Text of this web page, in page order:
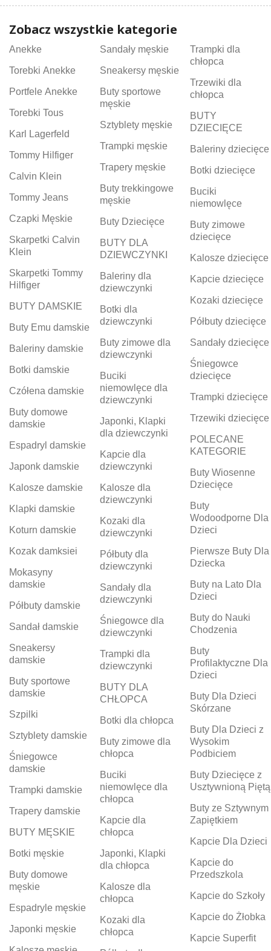
Zobacz wszystkie kategorie
Anekke
Torebki Anekke
Portfele Anekke
Torebki Tous
Karl Lagerfeld
Tommy Hilfiger
Calvin Klein
Tommy Jeans
Czapki Męskie
Skarpetki Calvin
Klein
Skarpetki Tommy
Hilfiger
BUTY DAMSKIE
Buty Emu damskie
Baleriny damskie
Botki damskie
Czółena damskie
Buty domowe
damskie
Espadryl damskie
Japonk damskie
Kalosze damskie
Klapki damskie
Koturn damskie
Kozak damksiei
Mokasyny
damskie
Półbuty damskie
Sandał damskie
Sneakersy
damskie
Buty sportowe
damskie
Szpilki
Sztyblety damskie
Śniegowce
damskie
Trampki damskie
Trapery damskie
BUTY MĘSKIE
Botki męskie
Buty domowe
męskie
Espadryle męskie
Japonki męskie
Sandały męskie
Sneakersy męskie
Buty sportowe
męskie
Sztyblety męskie
Trampki męskie
Trapery męskie
Buty trekkingowe
męskie
Buty Dziecięce
BUTY DLA
DZIEWCZYNKI
Baleriny dla
dziewczynki
Botki dla
dziewczynki
Buty zimowe dla
dziewczynki
Buciki
niemowlęce dla
dziewczynki
Japonki, Klapki
dla dziewczynki
Kapcie dla
dziewczynki
Kalosze dla
dziewczynki
Kozaki dla
dziewczynki
Półbuty dla
dziewczynki
Sandały dla
dziewczynki
Śniegowce dla
dziewczynki
Trampki dla
dziewczynki
BUTY DLA
CHŁOPCA
Botki dla chłopca
Buty zimowe dla
chłopca
Buciki
niemowlęce dla
chłopca
Kapcie dla
chłopca
Japonki, Klapki
dla chłopca
Kalosze dla
chłopca
Kozaki dla
chłopca
Trampki dla
chłopca
Trzewiki dla
chłopca
BUTY
DZIECIĘCE
Baleriny dziecięce
Botki dziecięce
Buciki
niemowlęce
Buty zimowe
dziecięce
Kalosze dziecięce
Kapcie dziecięce
Kozaki dziecięce
Półbuty dziecięce
Sandały dziecięce
Śniegowce
dziecięce
Trampki dziecięce
Trzewiki dziecięce
POLECANE
KATEGORIE
Buty Wiosenne
Dziecięce
Buty
Wodoodporne Dla
Dzieci
Pierwsze Buty Dla
Dziecka
Buty na Lato Dla
Dzieci
Buty do Nauki
Chodzenia
Buty
Profilaktyczne Dla
Dzieci
Buty Dla Dzieci
Skórzane
Buty Dla Dzieci z
Wysokim
Podbiciem
Buty Dziecięce z
Usztywnioną Piętą
Buty ze Sztywnym
Zapiętkiem
Kapcie Dla Dzieci
Kapcie do
Przedszkola
Kapcie do Szkoły
Kapcie do Żłobka
Kapcie Superfit